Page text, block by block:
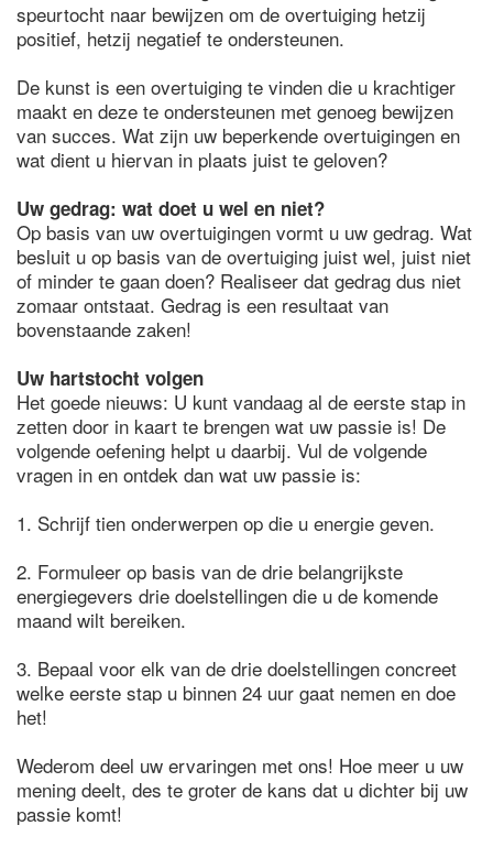
speurtocht naar bewijzen om de overtuiging hetzij
positief, hetzij negatief te ondersteunen.
De kunst is een overtuiging te vinden die u krachtiger
maakt en deze te ondersteunen met genoeg bewijzen
van succes. Wat zijn uw beperkende overtuigingen en
wat dient u hiervan in plaats juist te geloven?
Uw gedrag: wat doet u wel en niet?
Op basis van uw overtuigingen vormt u uw gedrag. Wat
besluit u op basis van de overtuiging juist wel, juist niet
of minder te gaan doen? Realiseer dat gedrag dus niet
zomaar ontstaat. Gedrag is een resultaat van
bovenstaande zaken!
Uw hartstocht volgen
Het goede nieuws: U kunt vandaag al de eerste stap in
zetten door in kaart te brengen wat uw passie is! De
volgende oefening helpt u daarbij. Vul de volgende
vragen in en ontdek dan wat uw passie is:
1. Schrijf tien onderwerpen op die u energie geven.
2. Formuleer op basis van de drie belangrijkste
energiegevers drie doelstellingen die u de komende
maand wilt bereiken.
3. Bepaal voor elk van de drie doelstellingen concreet
welke eerste stap u binnen 24 uur gaat nemen en doe
het!
Wederom deel uw ervaringen met ons! Hoe meer u uw
mening deelt, des te groter de kans dat u dichter bij uw
passie komt!